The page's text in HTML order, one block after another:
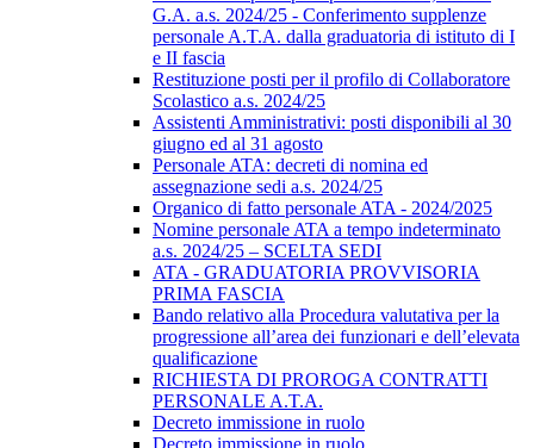
G.A. a.s. 2024/25 - Conferimento supplenze
personale A.T.A. dalla graduatoria di istituto di I
e II fascia
Restituzione posti per il profilo di Collaboratore
Scolastico a.s. 2024/25
Assistenti Amministrativi: posti disponibili al 30
giugno ed al 31 agosto
Personale ATA: decreti di nomina ed
assegnazione sedi a.s. 2024/25
Organico di fatto personale ATA - 2024/2025
Nomine personale ATA a tempo indeterminato
a.s. 2024/25 – SCELTA SEDI
ATA - GRADUATORIA PROVVISORIA
PRIMA FASCIA
Bando relativo alla Procedura valutativa per la
progressione all’area dei funzionari e dell’elevata
qualificazione
RICHIESTA DI PROROGA CONTRATTI
PERSONALE A.T.A.
Decreto immissione in ruolo